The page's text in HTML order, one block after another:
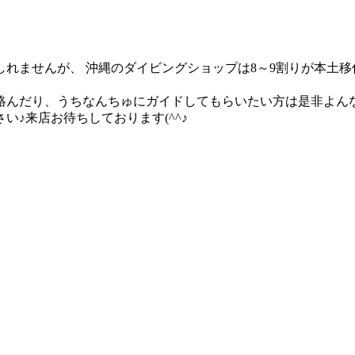
ませんが、 沖縄のダイビングショップは8～9割りが本土
だり、うちなんちゅにガイドしてもらいたい方は是非よ
♪来店お待ちしております(^^♪